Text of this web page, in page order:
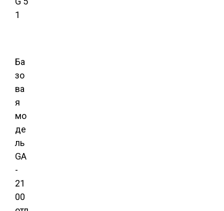
Ба
зо
ва
я
мо
де
ль
GA
-
21
00